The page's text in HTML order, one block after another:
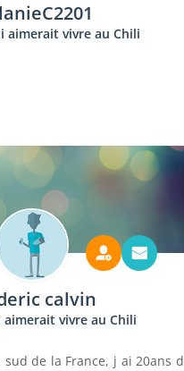
aimerait vivre au Chili
calvin
aimerait vivre au Chili
de la France, j ai 20ans d